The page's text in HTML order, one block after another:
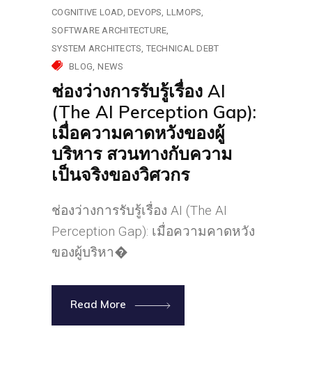
COGNITIVE LOAD DEVOPS LLMOPS
SOFTWARE ARCHITECTURE
SYSTEM ARCHITECTS TECHNICAL DEBT
BLOG NEWS
ช่องว่างการรับรู้เรื่อง AI
(The AI Perception Gap):
เมื่อความคาดหวังของผู้
บริหาร สวนทางกับความ
เป็นจริงของวิศวกร
ช่องว่างการรับรู้เรื่อง AI (The AI
Perception Gap): เมื่อความคาดหวัง
ของผู้บริหา�
Read More